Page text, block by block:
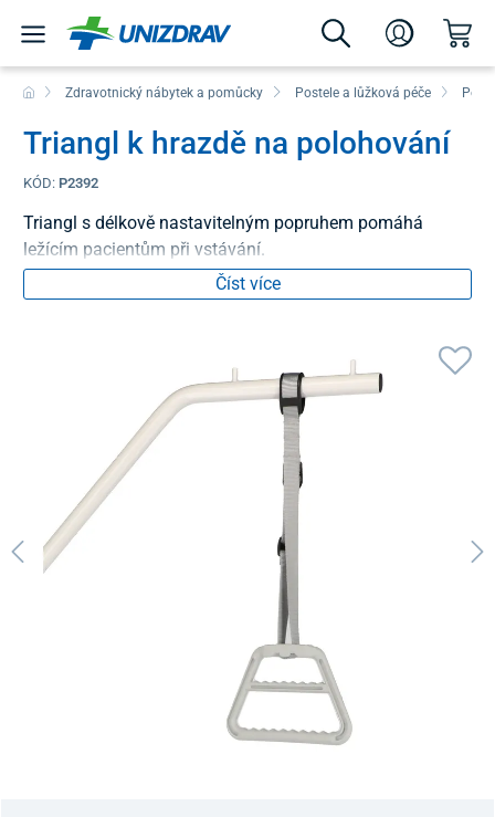
Zdravotnický nábytek a pomůcky Postele a lůžková péče
Triangl k hrazdě na polohování
KÓD: P2392
Triangl s délkově nastavitelným popruhem pomáhá
ležícím pacientům při vstávání.
Číst více